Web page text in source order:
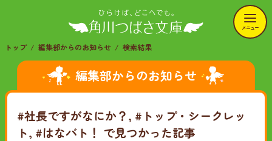
メニュー
トップ 編集部からのお知らせ 検索結果
編集部からのお知らせ
#社長ですがなにか？, #トップ・シークレッ
ト, #はなバト！ で見つかった記事